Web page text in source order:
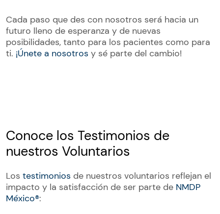
Cada paso que des con nosotros será hacia un
futuro lleno de esperanza y de nuevas
posibilidades, tanto para los pacientes como para
ti. ¡Únete a nosotros y sé parte del cambio!
Conoce los Testimonios de
nuestros Voluntarios
Los testimonios de nuestros voluntarios reflejan el
impacto y la satisfacción de ser parte de NMDP
México®: